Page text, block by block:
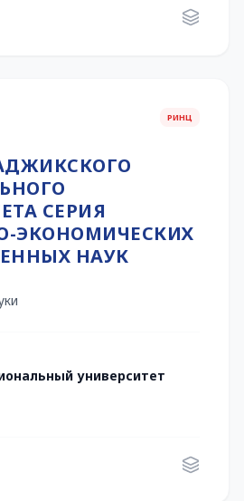
РИНЦ
СЕРИЯ
ЭКОНОМИЧЕСКИХ
НАУК
университет